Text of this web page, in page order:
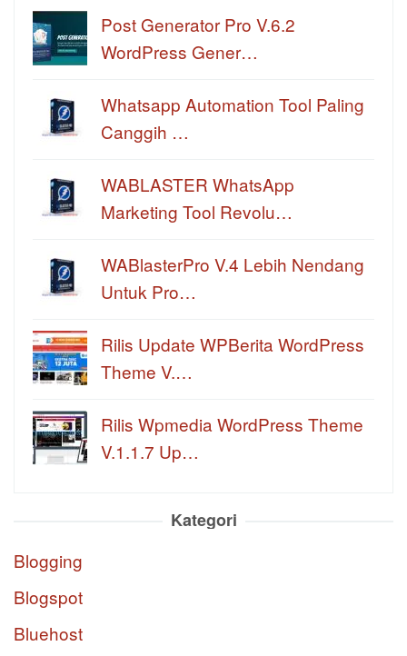
Post Generator Pro V.6.2
WordPress Gener…
Whatsapp Automation Tool Paling
Canggih …
WABLASTER WhatsApp
Marketing Tool Revolu…
WABlasterPro V.4 Lebih Nendang
Untuk Pro…
Rilis Update WPBerita WordPress
Theme V.…
Rilis Wpmedia WordPress Theme
V.1.1.7 Up…
Kategori
Blogging
Blogspot
Bluehost